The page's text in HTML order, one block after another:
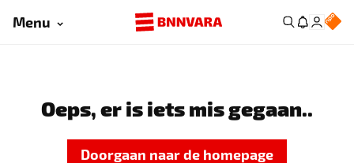
Menu
Oeps, er is iets mis gegaan..
Doorgaan naar de homepage